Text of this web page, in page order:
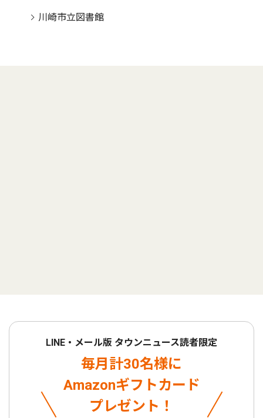
川崎市立図書館
LINE・メール版 タウンニュース読者限定
毎月計30名様に
Amazonギフトカード
プレゼント！